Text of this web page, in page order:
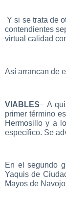
Y si se trata de
contendientes
virtual calidad
Así arrancan de
VIABLES– A
primer término
Hermosillo y a
específico. Se
En el segundo
Yaquis de
Mayos de